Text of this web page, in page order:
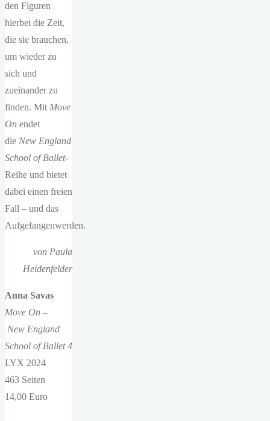
den Figuren
hierbei die Zeit,
die sie brauchen,
um wieder zu
sich und
zueinander zu
finden. Mit Move
On endet
die New England
School of Ballet-
Reihe und bietet
dabei einen freien
Fall – und das
Aufgefangenwerden.
von Paula
Heidenfelder
Anna Savas
Move On –
New England
School of Ballet 4
LYX 2024
463 Seiten
14,00 Euro